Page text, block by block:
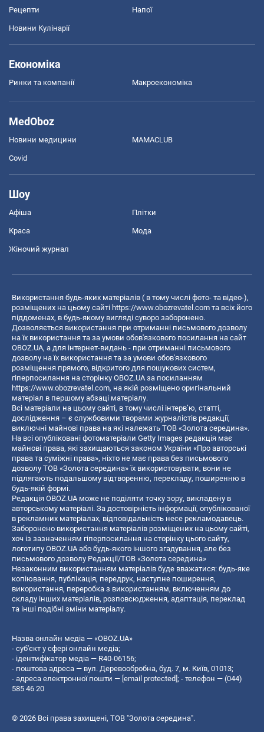
Рецепти Напої
Новини Кулінарії
Економіка
Ринки та компанії Макроекономіка
MedOboz
Новини медицини MAMACLUB
Covid
Шоу
Афіша Плітки
Краса Мода
Жіночий журнал
Використання будь-яких матеріалів ( в тому числі фото- та відео-),
розміщених на цьому сайті https://www.obozrevatel.com та всіх його
піддоменах, в будь-якому вигляді суворо заборонено.
Дозволяється використання при отриманні письмового дозволу
на їх використання та за умови обов'язкового посилання на сайт
OBOZ.UA, а для інтернет-видань - при отриманні письмового
дозволу на їх використання та за умови обов'язкового
розміщення прямого, відкритого для пошукових систем,
гіперпосилання на сторінку OBOZ.UA за посиланням
https://www.obozrevatel.com, на якій розміщено оригінальний
матеріал в першому абзаці матеріалу.
Всі матеріали на цьому сайті, в тому числі інтерв’ю, статті,
дослідження – є службовими творами журналістів редакції,
виключні майнові права на які належать ТОВ «Золота середина».
На всі опубліковані фотоматеріали Getty Images редакція має
майнові права, які захищаються законом України «Про авторські
права та суміжні права», ніхто не має права без письмового
дозволу ТОВ «Золота середина» їх використовувати, вони не
підлягають подальшому відтворенню, перекладу, поширенню в
будь-якій формі.
Редакція OBOZ.UA може не поділяти точку зору, викладену в
авторському матеріалі. За достовірність інформації, опублікованої
в рекламних матеріалах, відповідальність несе рекламодавець.
Заборонено використання матеріалів розміщених на цьому сайті,
хоч із зазначенням гіперпосилання на сторінку цього сайту,
логотипу OBOZ.UA або будь-якого іншого згадування, але без
письмового дозволу Редакції/ТОВ «Золота середина»
Незаконним використанням матеріалів буде вважатися: будь-яке
копiювання, публiкацiя, передрук, наступне поширення,
використання, переробка з використанням, включенням до
складу інших матеріалів, розповсюдження, адаптація, переклад
та інші подібні зміни матеріалу.
Назва онлайн медіа — «OBOZ.UA»
- суб'єкт у сфері онлайн медіа;
- ідентифікатор медіа — R40-06156;
- поштова адреса — вул. Деревообробна, буд. 7, м. Київ, 01013;
- адреса електронної пошти — [email protected] ; - телефон — (044)
585 46 20
© 2026 Всі права захищені, ТОВ "Золота середина".